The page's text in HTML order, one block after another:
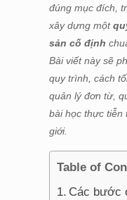
đúng mục đích,
xây dựng một
sản cố định
Bài viết này sẽ
quy trình, cách
quản lý đơn từ,
bài học thực tiễn
giới.
Table of
Các bước